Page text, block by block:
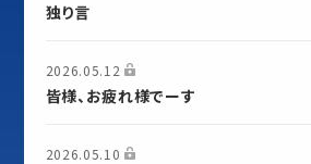
独り言
2026.05.12
皆様、お疲れ様でーす
2026.05.10